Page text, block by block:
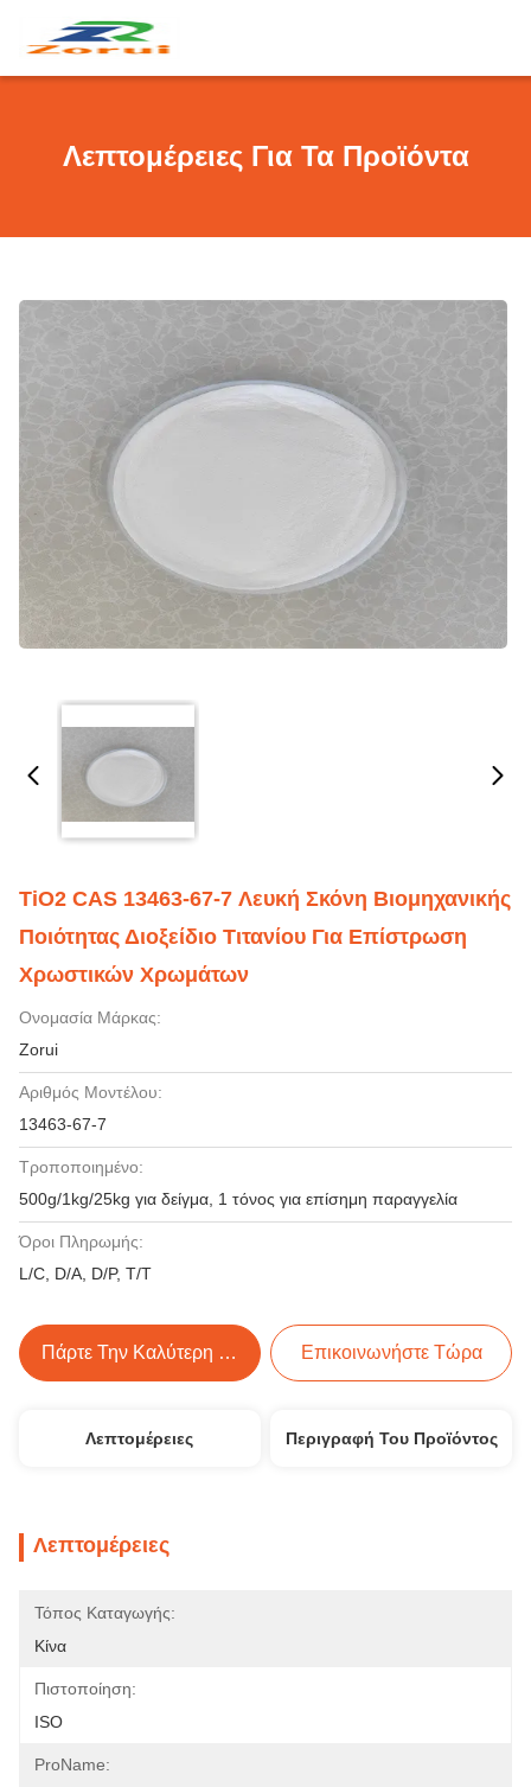
Λεπτομέρειες Για Τα Προϊόντα
TiO2 CAS 13463-67-7 Λευκή Σκόνη Βιομηχανικής
Ποιότητας Διοξείδιο Τιτανίου Για Επίστρωση
Χρωστικών Χρωμάτων
Ονομασία Μάρκας:
Zorui
Αριθμός Μοντέλου:
13463-67-7
Τροποποιημένο:
500g/1kg/25kg για δείγμα, 1 τόνος για επίσημη παραγγελία
Όροι Πληρωμής:
L/C, D/A, D/P, T/T
Πάρτε Την Καλύτερη Τιμή Επικοινωνήστε Τώρα
Λεπτομέρειες Περιγραφή Του Προϊόντος
Λεπτομέρειες
Τόπος Καταγωγής:
Κίνα
Πιστοποίηση:
ISO
ProName: